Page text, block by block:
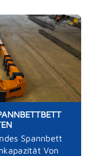
Spannbett
Von